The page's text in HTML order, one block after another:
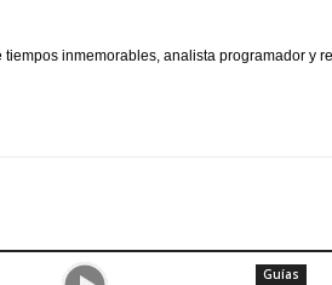
inmemorables, analista programador y
Guías